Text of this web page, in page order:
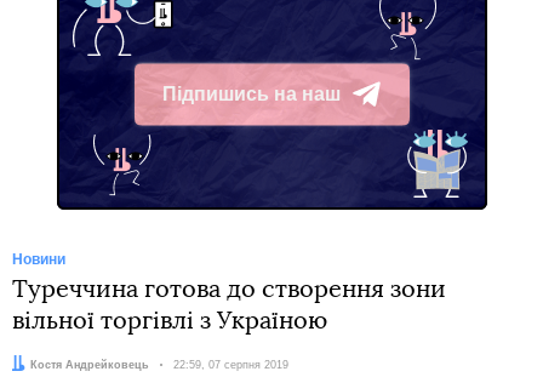
Підпишись на наш
Telegram
Новини
Туреччина готова до створення зони
вільної торгівлі з Україною
Автор:Костя Андрейковець Дата:
22:59, 07 серпня 2019